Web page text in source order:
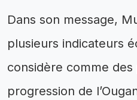
Dans son message,
plusieurs indicateurs
considère comme
progression de